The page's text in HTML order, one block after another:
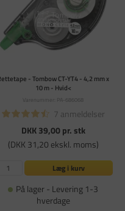
- Tombow CT-YT4 - 4,2 mm x
10 m - Hvid<
Varenummer: PA-686068
7 anmeldelser
DKK 39,00pr. stk
(DKK 31,20 ekskl. moms)
Læg i kurv
På lager - Levering 1-3
hverdage